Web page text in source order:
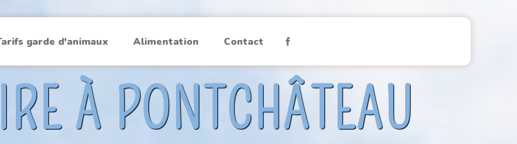
garde d'animaux Alimentation Contact
À PONTCHÂTEAU